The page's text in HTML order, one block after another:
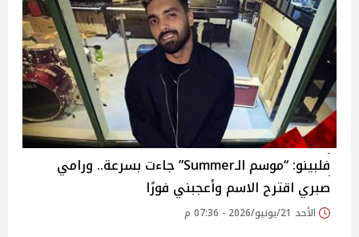
فلبينو: “موسم الـSummer” جاءت بسرعة.. ورامي
صبري اقترح الاسم وأعجبني فورًا
الأحد 21/يونيو/2026 - 07:36 م